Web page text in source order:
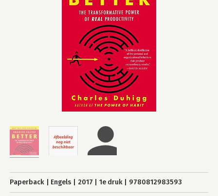
Paperback Engels 2017 1e druk 9780812983593